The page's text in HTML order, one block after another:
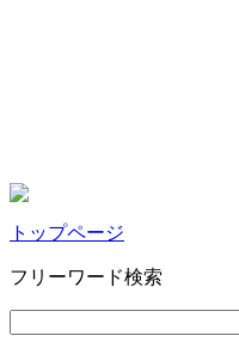
トップページ
フリーワード検索